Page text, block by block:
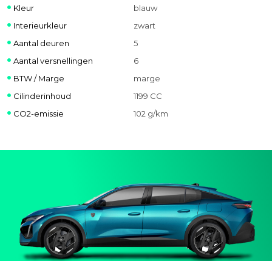
Kleur
blauw
Interieurkleur
zwart
Aantal deuren
5
Aantal versnellingen
6
BTW / Marge
marge
Cilinderinhoud
1199 CC
CO2-emissie
102 g/km